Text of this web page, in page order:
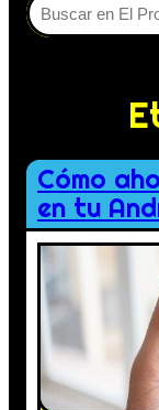
Cómo
en tu